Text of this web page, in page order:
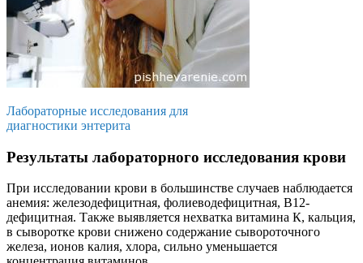
Лабораторные исследования для
диагностики энтерита
Результаты лабораторного исследования крови
При исследовании крови в большинстве случаев наблюдается
анемия: железодефицитная, фолиеводефицитная, В12-
дефицитная. Также выявляется нехватка витамина К, кальция,
в сыворотке крови снижено содержание сывороточного
железа, ионов калия, хлора, сильно уменьшается